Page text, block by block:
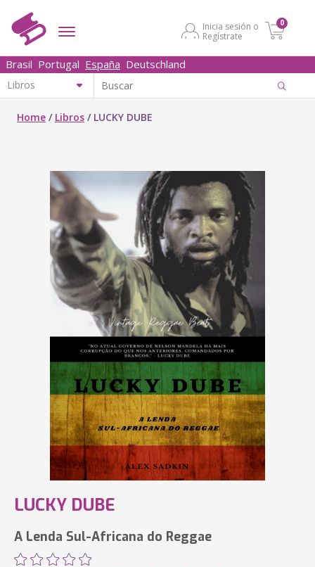
Inicia sesión o
Regístrate
0
Brasil Portugal España Deutschland
Home / Libros / LUCKY DUBE
LUCKY DUBE
A Lenda Sul-Africana do Reggae